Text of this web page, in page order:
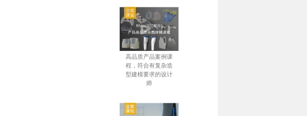
高品质产品案例课
程，符合有复杂造
型建模要求的设计
师